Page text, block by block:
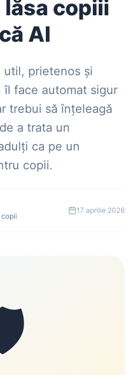
copiii
AI
util, prietenos și
face automat sigur
trebui să înțeleagă
a trata un
ca pe un
copii.
copii
17 aprilie 2026